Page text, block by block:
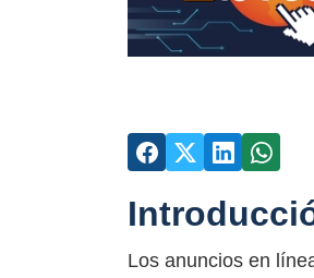
Los anuncios en